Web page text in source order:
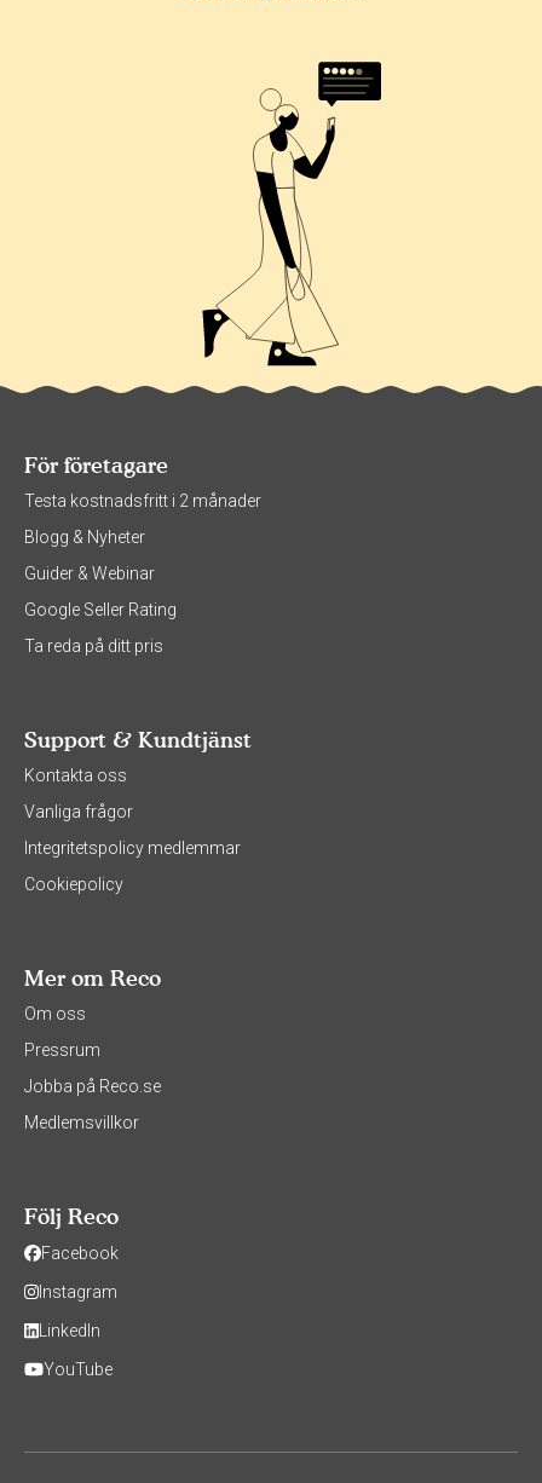
För företagare
Testa kostnadsfritt i 2 månader
Blogg & Nyheter
Guider & Webinar
Google Seller Rating
Ta reda på ditt pris
Support & Kundtjänst
Kontakta oss
Vanliga frågor
Integritetspolicy medlemmar
Cookiepolicy
Mer om Reco
Om oss
Pressrum
Jobba på Reco.se
Medlemsvillkor
Följ Reco
Facebook
Instagram
LinkedIn
YouTube